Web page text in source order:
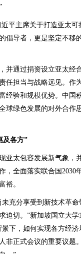
平主席关于打造亚太可
倡导者，更是坚定不移
通过捐资设立亚太经
任担当与战略远见。作
经验和规模优势。中国
球绿色发展的对外合作
及各方”
太包容发展新气象，
，全面落实联合国2030
裕。
充分享受到新技术革命
迫切。”新加坡国立大学
下，如何实现各方经济
非正式会议的重要议题